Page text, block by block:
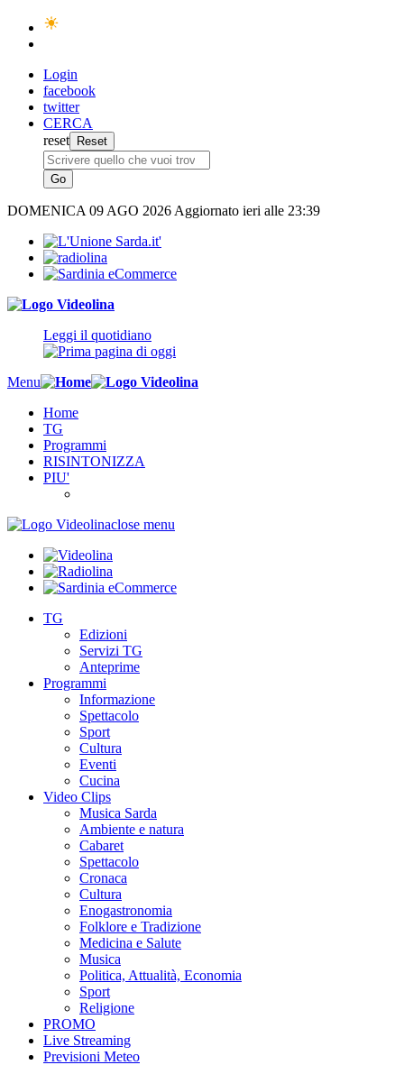
Login
facebook
twitter
CERCA
reset
DOMENICA 09 AGO 2026 Aggiornato ieri alle 23:39
Leggi il quotidiano
Menu
Home
TG
Programmi
RISINTONIZZA
PIU'
close menu
TG
Edizioni
Servizi TG
Anteprime
Programmi
Informazione
Spettacolo
Sport
Cultura
Eventi
Cucina
Video Clips
Musica Sarda
Ambiente e natura
Cabaret
Spettacolo
Cronaca
Cultura
Enogastronomia
Folklore e Tradizione
Medicina e Salute
Musica
Politica, Attualità, Economia
Sport
Religione
PROMO
Live Streaming
Previsioni Meteo